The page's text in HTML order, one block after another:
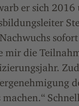
er sich 2016
mir die
machen.“